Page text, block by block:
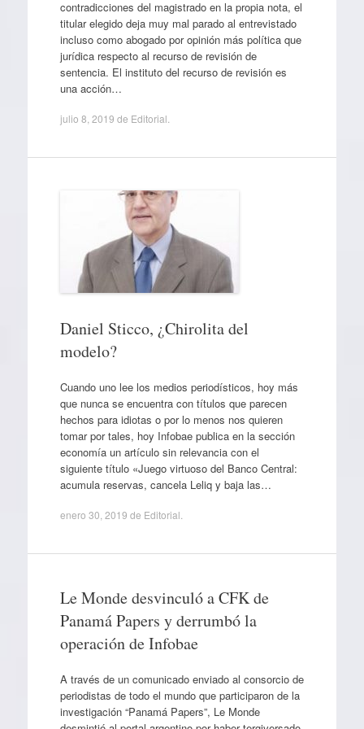
contradicciones del magistrado en la propia nota, el
titular elegido deja muy mal parado al entrevistado
incluso como abogado por opinión más política que
jurídica respecto al recurso de revisión de
sentencia. El instituto del recurso de revisión es
una acción…
julio 8, 2019 de Editorial
Daniel Sticco, ¿Chirolita del
modelo?
Cuando uno lee los medios periodísticos, hoy más
que nunca se encuentra con títulos que parecen
hechos para idiotas o por lo menos nos quieren
tomar por tales, hoy Infobae publica en la sección
economía un artículo sin relevancia con el
siguiente título «Juego virtuoso del Banco Central:
acumula reservas, cancela Leliq y baja las…
enero 30, 2019 de Editorial
Le Monde desvinculó a CFK de
Panamá Papers y derrumbó la
operación de Infobae
A través de un comunicado enviado al consorcio de
periodistas de todo el mundo que participaron de la
investigación “Panamá Papers”, Le Monde